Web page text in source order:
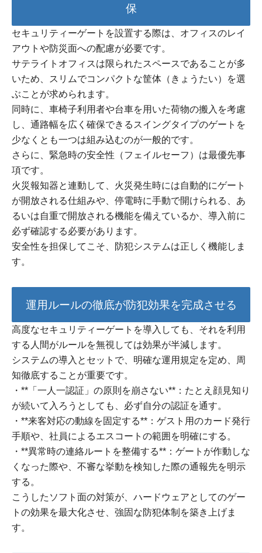
保
セキュリティーゲートを設置する際は、オフィスのレイ
アウトや防災面への配慮が必要です。
サテライトオフィスは限られたスペースであることが多
いため、スリムでコンパクトな筐体（きょうたい）を選
ぶことが求められます。
同時に、車椅子利用者や台車を用いた荷物の搬入を考慮
し、通路幅を広く確保できるスイングタイプのゲートを
少なくとも一つは組み込むのが一般的です。
さらに、緊急時の安全性（フェイルセーフ）は最優先事
項です。
火災報知器と連動して、火災発生時には自動的にゲート
が開放される仕組みや、停電時に手動で開けられる、あ
るいは自重で開放される機能を備えているか、導入前に
必ず確認する必要があります。
安全性を担保してこそ、防犯システムは正しく機能しま
す。
運用ルールの徹底が防犯効果を完成させる
高度なセキュリティーゲートを導入しても、それを利用
する人間がルールを無視しては効果が半減します。
システムの導入とセットで、明確な運用規定を定め、周
知徹底することが重要です。
・**「一人一認証」の原則を崩さない**：たとえ顔見知り
が続いて入ろうとしても、必ず自分の認証を通す。
・**来客対応の動線を固定する**：ゲスト用のカード発行
手順や、社員によるエスコートの範囲を明確にする。
・**異常時の連絡ルートを整備する**：ゲートが作動しな
くなった際や、不審な挙動を検知した際の通報先を明示
する。
こうしたソフト面の対策が、ハードウェアとしてのゲー
トの効果を最大化させ、強固な防犯体制を築き上げま
す。